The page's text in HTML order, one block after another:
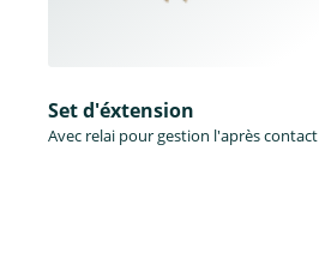
Set d'éxtension
Avec relai pour gestion l'après contact